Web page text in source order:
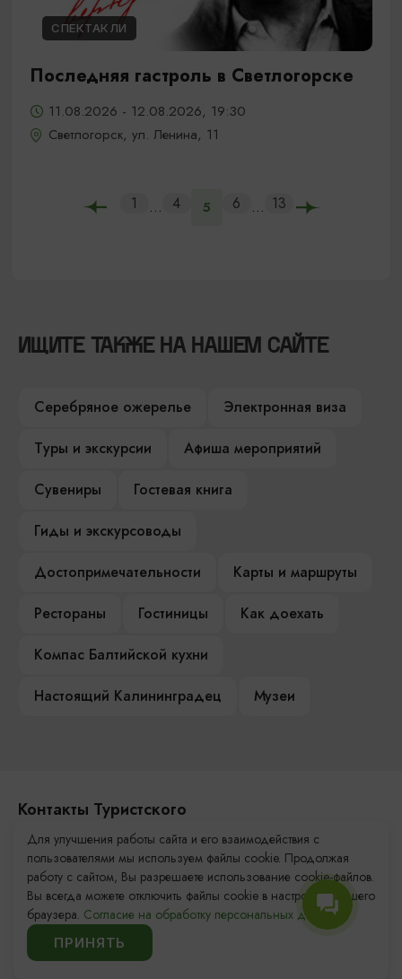
СПЕКТАКЛИ
Последняя гастроль в Светлогорске
11.08.2026 - 12.08.2026, 19:30
Светлогорск, ул. Ленина, 11
1 ... 4 5 6 ... 13
ИЩИТЕ ТАКЖЕ НА НАШЕМ САЙТЕ
Серебряное ожерелье
Электронная виза
Туры и экскурсии
Афиша мероприятий
Сувениры
Гостевая книга
Гиды и экскурсоводы
Достопримечательности
Карты и маршруты
Рестораны
Гостиницы
Как доехать
Компас Балтийской кухни
Настоящий Калининградец
Музеи
Контакты Туристского
информационного центра
+7 (4012) 555-200
8 (800) 200-55-39
info@visit-kaliningrad.ru
Для улучшения работы сайта и его взаимодействия с
пользователями мы используем файлы cookie. Продолжая
работу с сайтом, Вы разрешаете использование cookie-файлов.
Вы всегда можете отключить файлы cookie в настройках Вашего
браузера. Согласие на обработку персональных данных.
ПРИНЯТЬ